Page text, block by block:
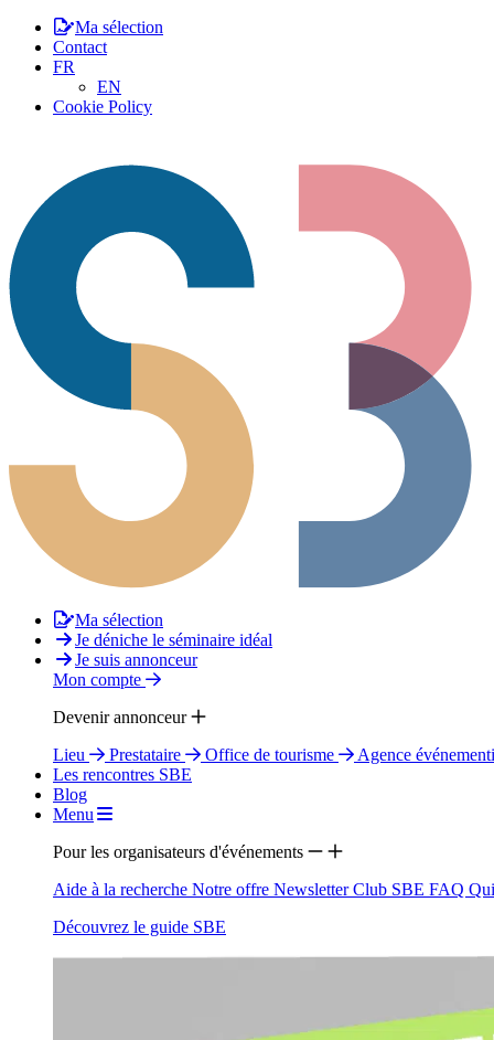
Ma sélection
Contact
FR
EN
Cookie Policy
Ma sélection
Je déniche le séminaire idéal
Je suis annonceur
Mon compte
Devenir annonceur
Lieu
Prestataire Office de tourisme
Agence
Les rencontres SBE
Blog
Menu
Pour les organisateurs d'événements
Aide à la recherche Notre offre NewsletterClub SBE FAQ
Découvrez le guide SBE